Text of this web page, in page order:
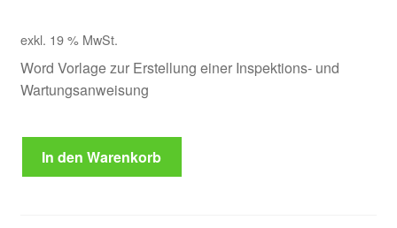
exkl. 19 % MwSt.
Word Vorlage zur Erstellung einer Inspektions- und
Wartungsanweisung
und
In den Warenkorb